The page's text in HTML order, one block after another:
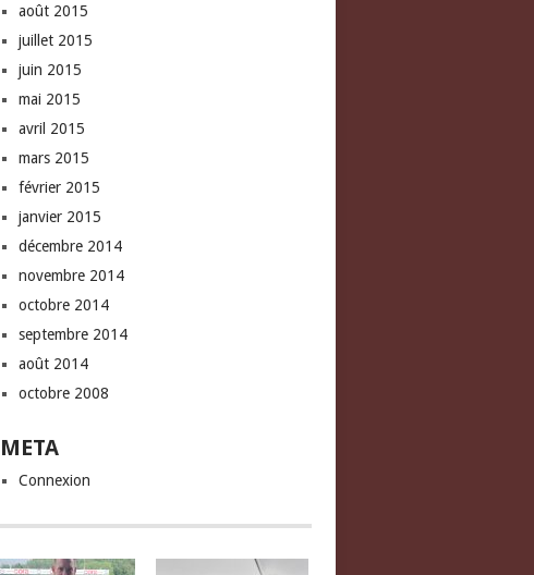
août 2015
juillet 2015
juin 2015
mai 2015
avril 2015
mars 2015
février 2015
janvier 2015
décembre 2014
novembre 2014
octobre 2014
septembre 2014
août 2014
octobre 2008
META
Connexion